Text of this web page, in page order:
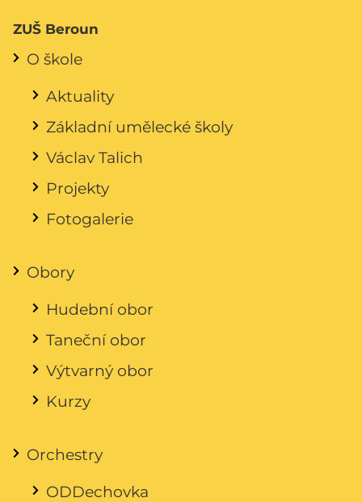
ZUŠ Beroun
O škole
Aktuality
Základní umělecké školy
Václav Talich
Projekty
Fotogalerie
Obory
Hudební obor
Taneční obor
Výtvarný obor
Kurzy
Orchestry
ODDechovka